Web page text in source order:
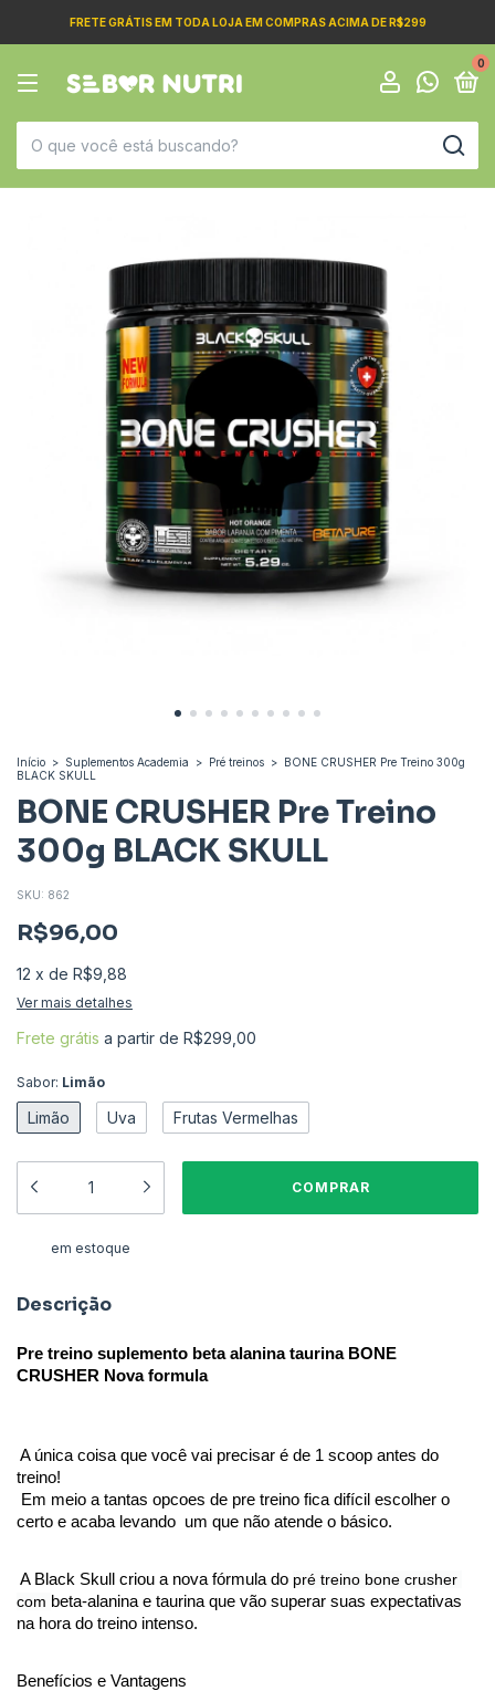
FRETE GRÁTIS EM TODA LOJA EM COMPRAS ACIMA DE R$299
0
Início > Suplementos Academia > Pré treinos > BONE CRUSHER Pre Treino 300g
BLACK SKULL
BONE CRUSHER Pre Treino
300g BLACK SKULL
SKU: 862
R$96,00
12 x de R$9,88
Ver mais detalhes
Frete grátis a partir de R$299,00
Sabor: Limão
Limão Uva Frutas Vermelhas
em estoque
Descrição
Pre treino suplemento beta alanina taurina BONE
CRUSHER Nova formula
A única coisa que você vai precisar é de 1 scoop antes do
treino!
Em meio a tantas opcoes de pre treino fica difícil escolher o
certo e acaba levando  um que não atende o básico.
A Black Skull criou a nova fórmula do pré treino bone crusher
com beta-alanina e taurina que vão superar suas expectativas
na hora do treino intenso.
Benefícios e Vantagens